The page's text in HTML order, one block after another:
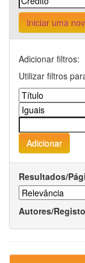
Iniciar uma
Adicionar filtros:
Utilizar filtros
Resultados/
Autores/Registo